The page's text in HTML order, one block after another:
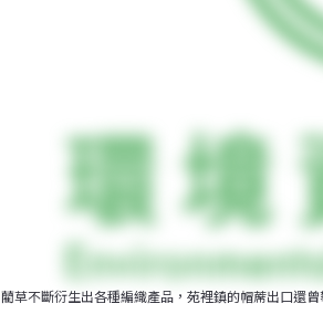
藺草不斷衍生出各種編織產品，苑裡鎮的帽蓆出口還曾